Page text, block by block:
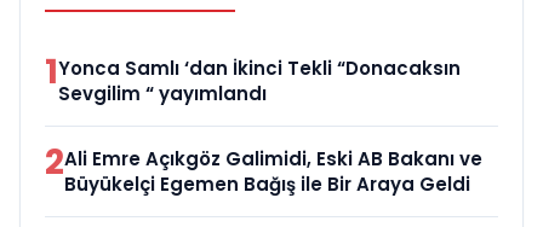
1Yonca Samlı ‘dan İkinci Tekli “Donacaksın
Sevgilim “ yayımlandı
2Ali Emre Açıkgöz Galimidi, Eski AB Bakanı ve
Büyükelçi Egemen Bağış ile Bir Araya Geldi